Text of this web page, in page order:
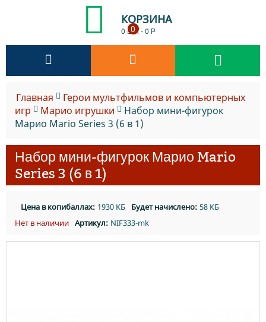
КОРЗИНА
0 шт.-0 Р
0
Главная
Герои мультфильмов и компьютерных
игр
Марио игрушки
Набор мини-фигурок
Марио Mario Series 3 (6 в 1)
Набор мини-фигурок Марио Mario
Series 3 (6 в 1)
Цена в копибаллах: 1930 КБ Будет начислено: 58 КБ
Нет в наличии Артикул: NIF333-mk